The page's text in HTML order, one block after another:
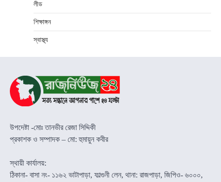
লীড
শিক্ষাঙ্গন
স্বাস্থ্য
উপদেষ্টা -মোঃ তানভীর রেজা সিদ্দিকী
প্রকাশক ও সম্পাদক – মো: হুমায়ুন কবীর
স্থায়ী কার্যালয়:
ঠিকানা- বাসা নং- ১১৬২ ভাটাপাড়া, ফাল্গুনী লেন, থানা: রাজপাড়া, জিপিও- ৬০০০,